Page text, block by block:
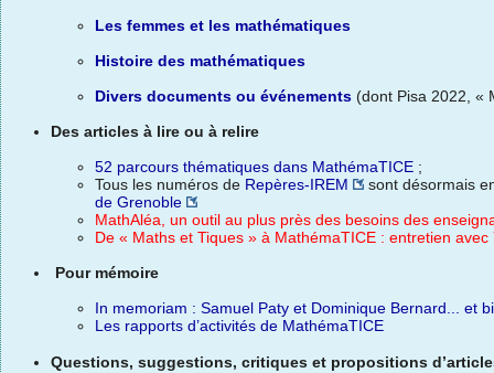
Les femmes et les mathématiques
Histoire des mathématiques
Divers documents ou événements (dont Pisa 2022, «
Des articles à lire ou à relire
52 parcours thématiques dans MathémaTICE ;
Tous les numéros de Repères-IREM
sont désormais
de Grenoble
MathAléa, un outil au plus près des besoins des
De « Maths et Tiques » à MathémaTICE : entretien avec
Pour mémoire
In memoriam : Samuel Paty et Dominique Bernard... et
Les rapports d’activités de MathémaTICE
Questions, suggestions, critiques et propositions